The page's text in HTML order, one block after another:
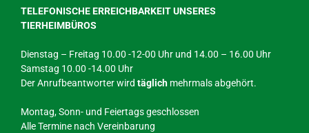
TELEFONISCHE ERREICHBARKEIT UNSERES
TIERHEIMBÜROS
Dienstag – Freitag 10.00 -12-00 Uhr und 14.00 – 16.00 Uhr
Samstag 10.00 -14.00 Uhr
Der Anrufbeantworter wird täglich mehrmals abgehört.
Montag, Sonn- und Feiertags geschlossen
Alle Termine nach Vereinbarung